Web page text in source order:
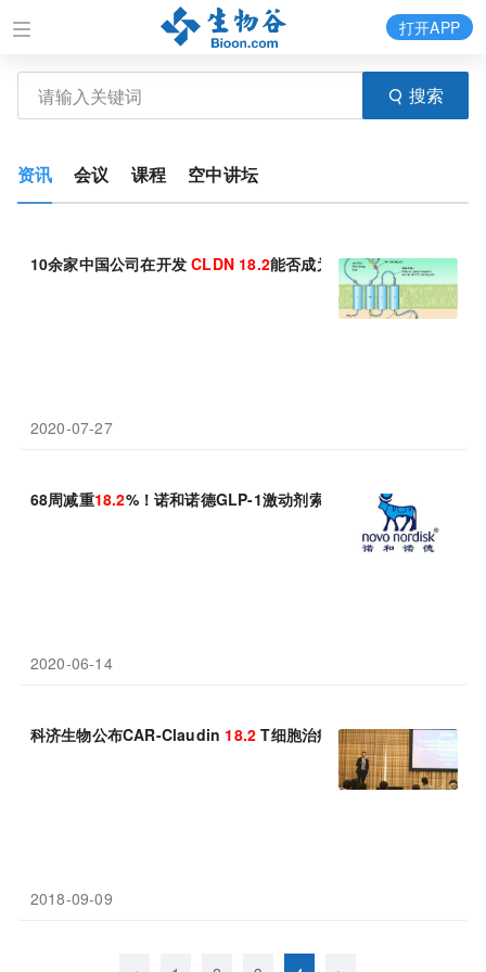
搜索
打开APP
资讯 会议 课程 空中讲坛
10余家中国公司在开发CLDN 18.2能否成为免疫治疗的“黑马”？
2020-07-27
68周减重18.2%！诺和诺德GLP-1激动剂索马鲁肽(semaglutide)
2020-06-14
科济生物公布CAR-Claudin 18.2 T细胞治疗胃癌胰腺癌临床数据
2018-09-09